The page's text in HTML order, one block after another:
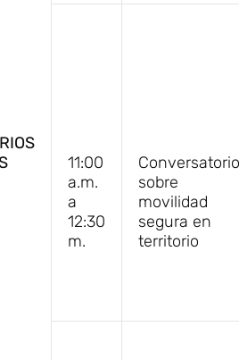
11:00
a.m.
a
12:30
m.
Conversatorio
sobre
movilidad
segura en
territorio